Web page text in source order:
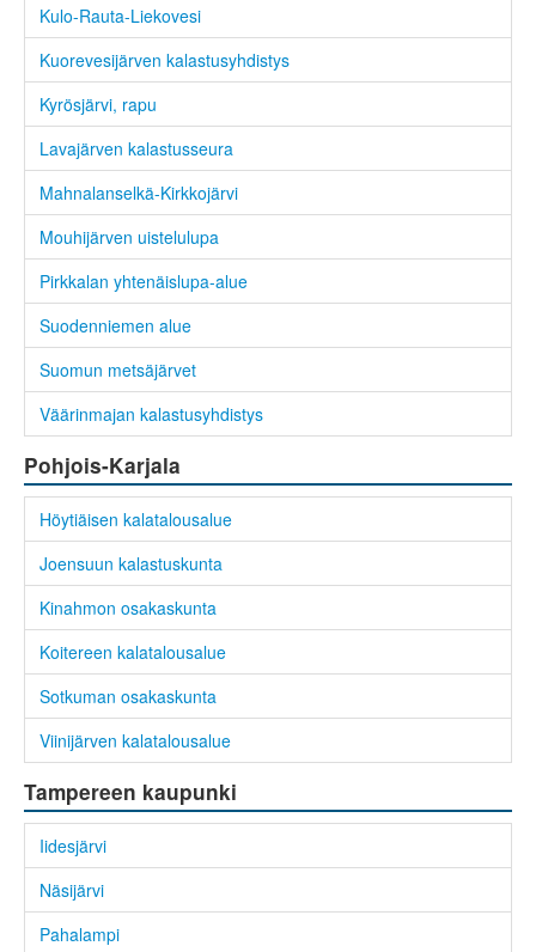
Kulo-Rauta-Liekovesi
Kuorevesijärven kalastusyhdistys
Kyrösjärvi, rapu
Lavajärven kalastusseura
Mahnalanselkä-Kirkkojärvi
Mouhijärven uistelulupa
Pirkkalan yhtenäislupa-alue
Suodenniemen alue
Suomun metsäjärvet
Väärinmajan kalastusyhdistys
Pohjois-Karjala
Höytiäisen kalatalousalue
Joensuun kalastuskunta
Kinahmon osakaskunta
Koitereen kalatalousalue
Sotkuman osakaskunta
Viinijärven kalatalousalue
Tampereen kaupunki
Iidesjärvi
Näsijärvi
Pahalampi